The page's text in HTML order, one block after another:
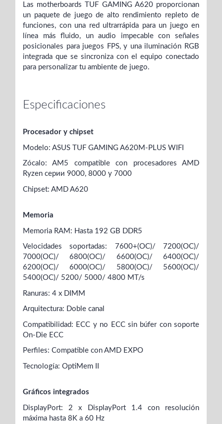
Las motherboards TUF GAMING A620 proporcionan
un paquete de juego de alto rendimiento repleto de
funciones, con una red ultrarrápida para un juego en
línea más fluido, un audio impecable con señales
posicionales para juegos FPS, y una iluminación RGB
integrada que se sincroniza con el equipo conectado
para personalizar tu ambiente de juego.
Especificaciones
Procesador y chipset
Modelo: ASUS TUF GAMING A620M-PLUS WIFI
Zócalo: AM5 compatible con procesadores AMD
Ryzen серии 9000, 8000 y 7000
Chipset: AMD A620
Memoria
Memoria RAM: Hasta 192 GB DDR5
Velocidades soportadas: 7600+(OC)/ 7200(OC)/
7000(OC)/ 6800(OC)/ 6600(OC)/ 6400(OC)/
6200(OC)/ 6000(OC)/ 5800(OC)/ 5600(OC)/
5400(OC)/ 5200/ 5000/ 4800 MT/s
Ranuras: 4 x DIMM
Arquitectura: Doble canal
Compatibilidad: ECC y no ECC sin búfer con soporte
On-Die ECC
Perfiles: Compatible con AMD EXPO
Tecnología: OptiMem II
Gráficos integrados
DisplayPort: 2 x DisplayPort 1.4 con resolución
máxima hasta 8K a 60 Hz